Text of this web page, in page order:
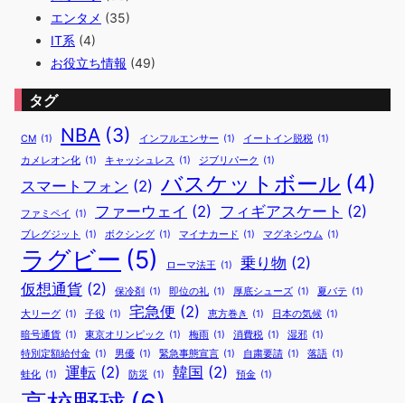
エンタメ (35)
IT系 (4)
お役立ち情報 (49)
タグ
CM (1) NBA (3) インフルエンサー (1) イートイン脱税 (1)
カメレオン化 (1) キャッシュレス (1) ジブリパーク (1)
スマートフォン (2) バスケットボール (4)
ファミペイ (1) ファーウェイ (2) フィギアスケート (2)
ブレグジット (1) ボクシング (1) マイナカード (1) マグネシウム (1)
ラグビー (5) ローマ法王 (1) 乗り物 (2)
仮想通貨 (2) 保冷剤 (1) 即位の礼 (1) 厚底シューズ (1) 夏バテ (1)
大リーグ (1) 子役 (1) 宅急便 (2) 恵方巻き (1) 日本の気候 (1)
暗号通貨 (1) 東京オリンピック (1) 梅雨 (1) 消費税 (1) 湿邪 (1)
特別定額給付金 (1) 男優 (1) 緊急事態宣言 (1) 自粛要請 (1) 落語 (1)
蛙化 (1) 運転 (2) 防災 (1) 韓国 (2) 預金 (1)